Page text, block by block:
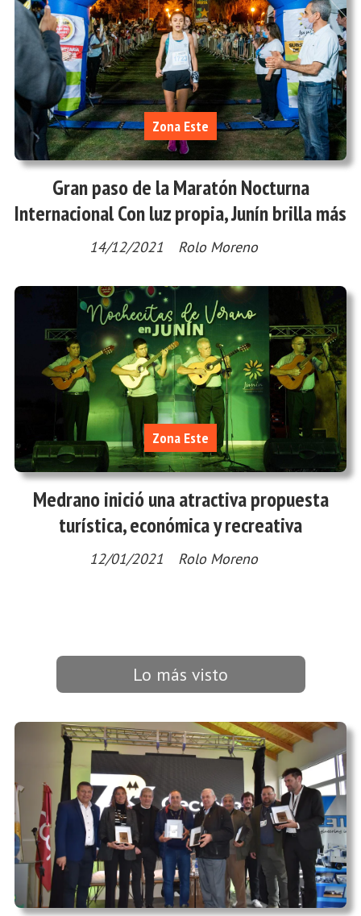
Gran paso de la Maratón Nocturna
Internacional Con luz propia, Junín brilla más
Rolo Moreno
Zona Este
14/12/2021
Medrano inició una atractiva propuesta
turística, económica y recreativa
Rolo Moreno
Zona Este
12/01/2021
Lo más visto